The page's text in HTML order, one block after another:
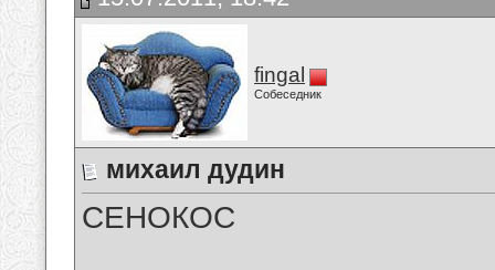
fingal
Собеседник
михаил дудин
СЕНОКОС